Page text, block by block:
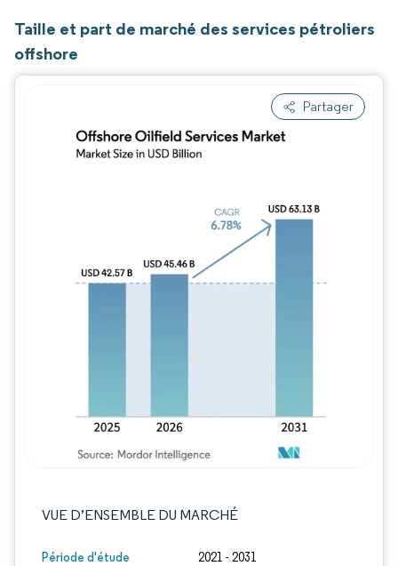
Taille et part de marché des services pétroliers
offshore
Partager
VUE D’ENSEMBLE DU MARCHÉ
Période d'étude 2021 - 2031